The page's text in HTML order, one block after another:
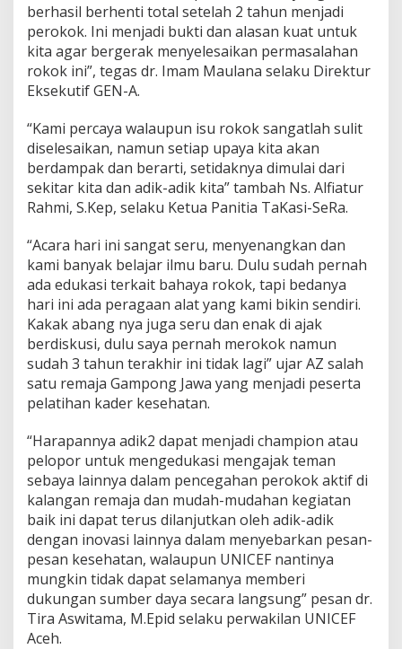
berhasil berhenti total setelah 2 tahun menjadi
perokok. Ini menjadi bukti dan alasan kuat untuk
kita agar bergerak menyelesaikan permasalahan
rokok ini”, tegas dr. Imam Maulana selaku Direktur
Eksekutif GEN-A.
“Kami percaya walaupun isu rokok sangatlah sulit
diselesaikan, namun setiap upaya kita akan
berdampak dan berarti, setidaknya dimulai dari
sekitar kita dan adik-adik kita” tambah Ns. Alfiatur
Rahmi, S.Kep, selaku Ketua Panitia TaKasi-SeRa.
“Acara hari ini sangat seru, menyenangkan dan
kami banyak belajar ilmu baru. Dulu sudah pernah
ada edukasi terkait bahaya rokok, tapi bedanya
hari ini ada peragaan alat yang kami bikin sendiri.
Kakak abang nya juga seru dan enak di ajak
berdiskusi, dulu saya pernah merokok namun
sudah 3 tahun terakhir ini tidak lagi” ujar AZ salah
satu remaja Gampong Jawa yang menjadi peserta
pelatihan kader kesehatan.
“Harapannya adik2 dapat menjadi champion atau
pelopor untuk mengedukasi mengajak teman
sebaya lainnya dalam pencegahan perokok aktif di
kalangan remaja dan mudah-mudahan kegiatan
baik ini dapat terus dilanjutkan oleh adik-adik
dengan inovasi lainnya dalam menyebarkan pesan-
pesan kesehatan, walaupun UNICEF nantinya
mungkin tidak dapat selamanya memberi
dukungan sumber daya secara langsung” pesan dr.
Tira Aswitama, M.Epid selaku perwakilan UNICEF
Aceh.